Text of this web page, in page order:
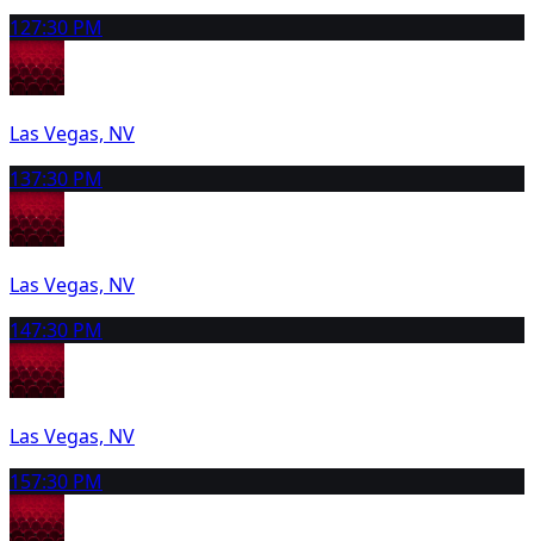
127:30 PM
Las Vegas, NV
137:30 PM
Las Vegas, NV
147:30 PM
Las Vegas, NV
157:30 PM